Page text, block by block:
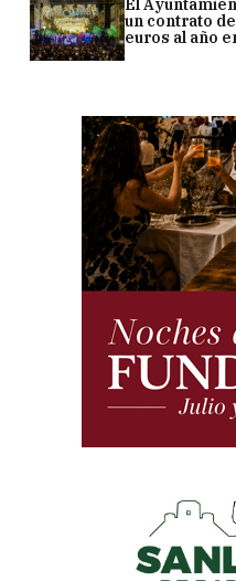
El
un contrato
euros al año